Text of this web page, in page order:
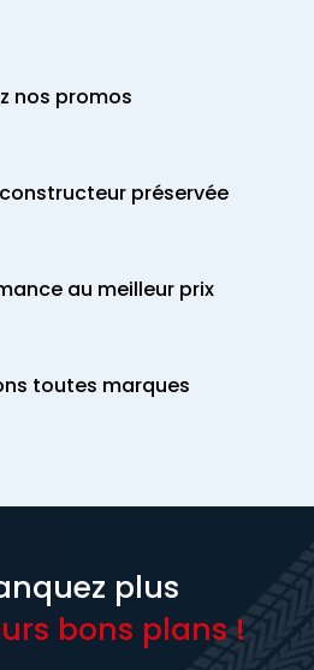
nos promos
préservée
au meilleur prix
toutes marques
plus
bons plans !